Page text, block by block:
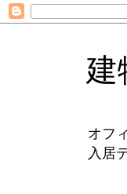
建
オフ
入居